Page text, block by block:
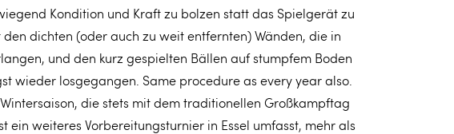
Kondition und Kraft zu bolzen statt das Spielgerät zu
dichten (oder auch zu weit entfernten) Wänden, die in
und den kurz gespielten Bällen auf stumpfem Boden
wieder losgegangen. Same procedure as every year also.
die stets mit dem traditionellen Großkampftag
ein weiteres Vorbereitungsturnier in Essel umfasst, mehr als